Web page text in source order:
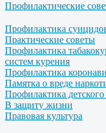
Профилактические
Профилактика
Практические советы
Профилактика
систем курения
Профилактика
Памятка о вреде
Профилактика детского
В защиту жизни
Правовая культура